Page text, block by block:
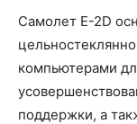
Самолет E-2D
компьютерами
поддержки, а